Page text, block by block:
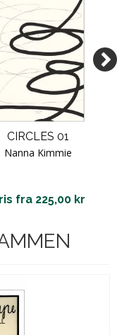
CIRCLES 01
Nanna Kimmie
fra 225,00 kr